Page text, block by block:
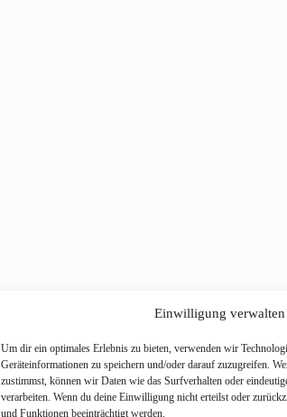
Einwilligung verwalten
Um dir ein optimales Erlebnis zu bieten, verwenden wir
Geräteinformationen zu speichern und/oder darauf zuzugreifen.
zustimmst, können wir Daten wie das Surfverhalten oder
verarbeiten. Wenn du deine Einwilligung nicht erteilst oder
und Funktionen beeinträchtigt werden.